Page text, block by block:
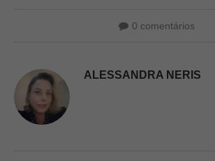
0 comentários
ALESSANDRA NERIS